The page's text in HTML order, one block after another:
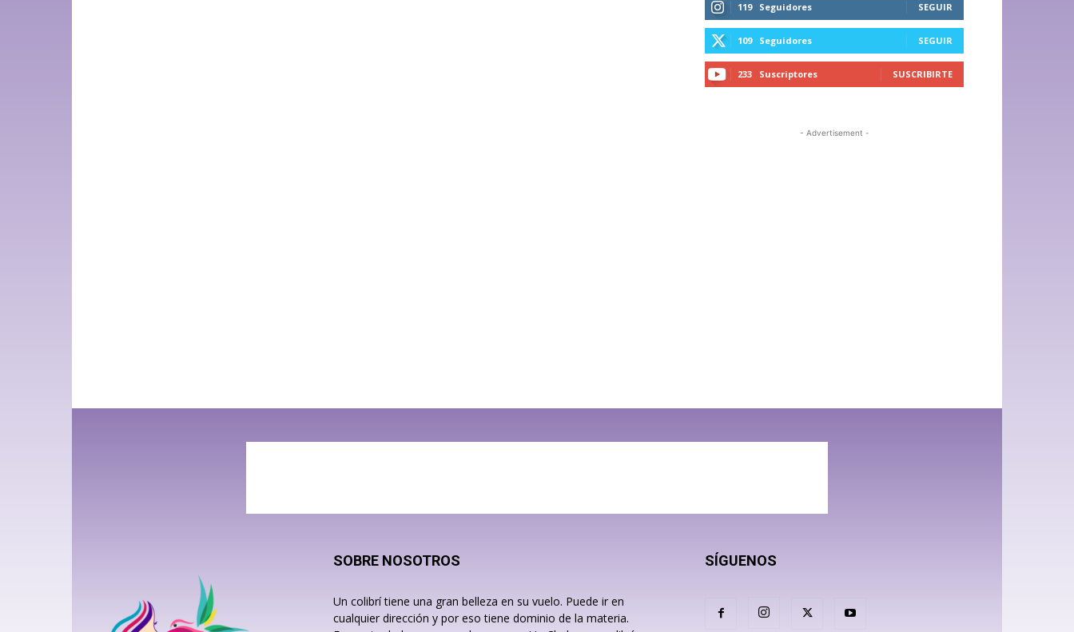
119 Seguidores SEGUIR
109 Seguidores SEGUIR
233 Suscriptores SUSCRIBIRTE
- Advertisement -
SOBRE NOSOTROS
Un colibrí tiene una gran belleza en su vuelo. Puede ir en
cualquier dirección y por eso tiene dominio de la materia.
SÍGUENOS